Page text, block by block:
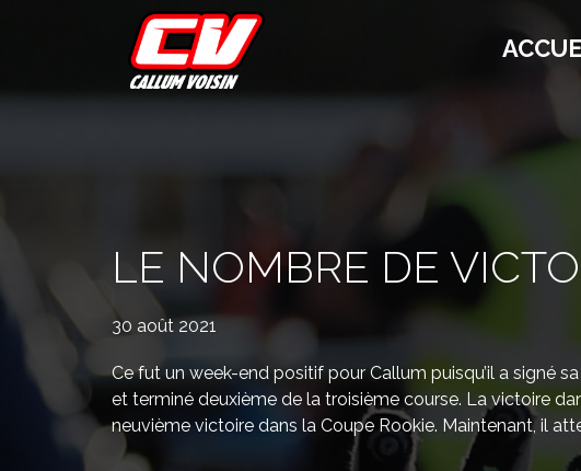
LE NOMBRE DE
30 août 2021
Ce fut un week-end positif pour Callum puisqu’il a signé
et terminé deuxième de la troisième course. La victoire
neuvième victoire dans la Coupe Rookie. Maintenant, il